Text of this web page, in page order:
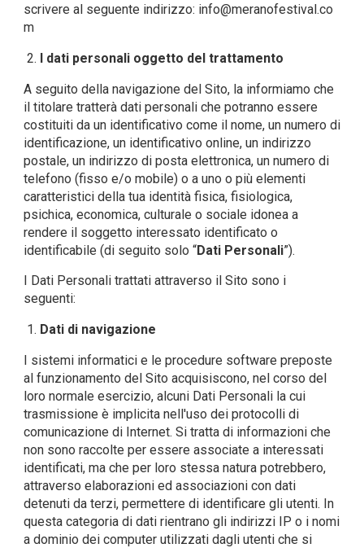
scrivere al seguente indirizzo: info@meranofestival.co
m
I dati personali oggetto del trattamento
A seguito della navigazione del Sito, la informiamo che
il titolare tratterà dati personali che potranno essere
costituiti da un identificativo come il nome, un numero di
identificazione, un identificativo online, un indirizzo
postale, un indirizzo di posta elettronica, un numero di
telefono (fisso e/o mobile) o a uno o più elementi
caratteristici della tua identità fisica, fisiologica,
psichica, economica, culturale o sociale idonea a
rendere il soggetto interessato identificato o
identificabile (di seguito solo “Dati Personali”).
I Dati Personali trattati attraverso il Sito sono i
seguenti:
Dati di navigazione
I sistemi informatici e le procedure software preposte
al funzionamento del Sito acquisiscono, nel corso del
loro normale esercizio, alcuni Dati Personali la cui
trasmissione è implicita nell'uso dei protocolli di
comunicazione di Internet. Si tratta di informazioni che
non sono raccolte per essere associate a interessati
identificati, ma che per loro stessa natura potrebbero,
attraverso elaborazioni ed associazioni con dati
detenuti da terzi, permettere di identificare gli utenti. In
questa categoria di dati rientrano gli indirizzi IP o i nomi
a dominio dei computer utilizzati dagli utenti che si